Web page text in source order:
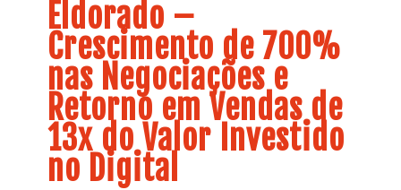
Eldorado –
Crescimento de 700%
nas Negociações e
Retorno em Vendas de
13x do Valor Investido
no Digital